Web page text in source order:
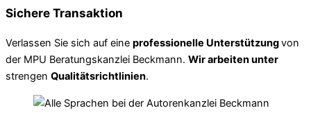
Sichere Transaktion
Verlassen Sie sich auf eine professionelle Unterstützungvon
der MPU Beratungskanzlei Beckmann. Wir arbeiten unter
strengen Qualitätsrichtlinien.